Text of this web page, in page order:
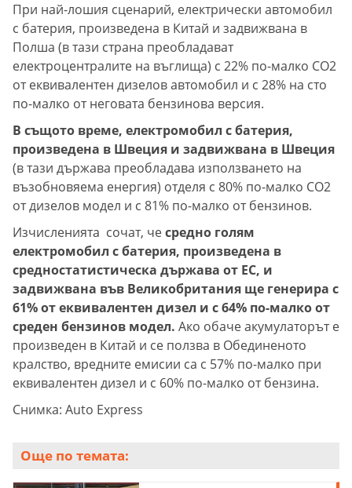
При най-лошия сценарий, електрически автомобил
с батерия, произведена в Китай и задвижвана в
Полша (в тази страна преобладават
електроцентралите на въглища) с 22% по-малко CO2
от еквивалентен дизелов автомобил и с 28% на сто
по-малко от неговата бензинова версия.
В същото време, електромобил с батерия,
произведена в Швеция и задвижвана в Швеция
(в тази държава преобладава използването на
възобновяема енергия) отделя с 80% по-малко CO2
от дизелов модел и с 81% по-малко от бензинов.
Изчисленията сочат, чесредно голям
електромобил с батерия, произведена в
средностатистическа държава от ЕС, и
задвижвана във Великобритания ще генерира с
61% от еквивалентен дизел и с 64% по-малко от
среден бензинов модел. Ако обаче акумулаторът е
произведен в Китай и се ползва в Обединеното
кралство, вредните емисии са с 57% по-малко при
еквивалентен дизел и с 60% по-малко от бензина.
Снимка: Auto Express
Още по темата: